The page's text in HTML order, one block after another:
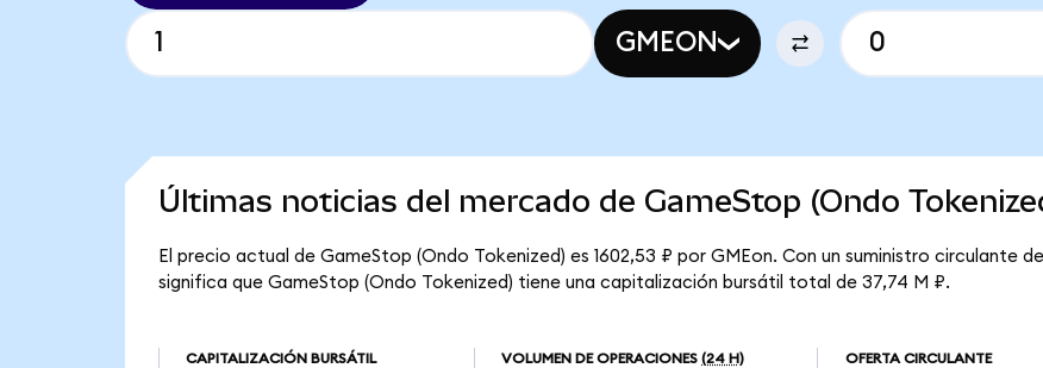
GMEON
Últimas noticias del mercado de GameStop (Ondo
El precio actual de GameStop (Ondo Tokenized) es 1602,53 ₽ por GMEon. Con un suministro circulante
significa que GameStop (Ondo Tokenized) tiene una capitalización bursátil total de 37,74 M ₽.
CAPITALIZACIÓN BURSÁTIL VOLUMEN DE OPERACIONES (24 H) OFERTA CIRCULANTE